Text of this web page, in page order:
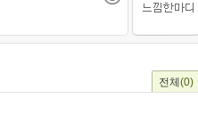
전체 (0)